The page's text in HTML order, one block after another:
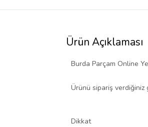
Ürün Açıklaması
Burda Parçam Online
​​​​​​Ürünü sipariş verdiğiniz
Dikkat